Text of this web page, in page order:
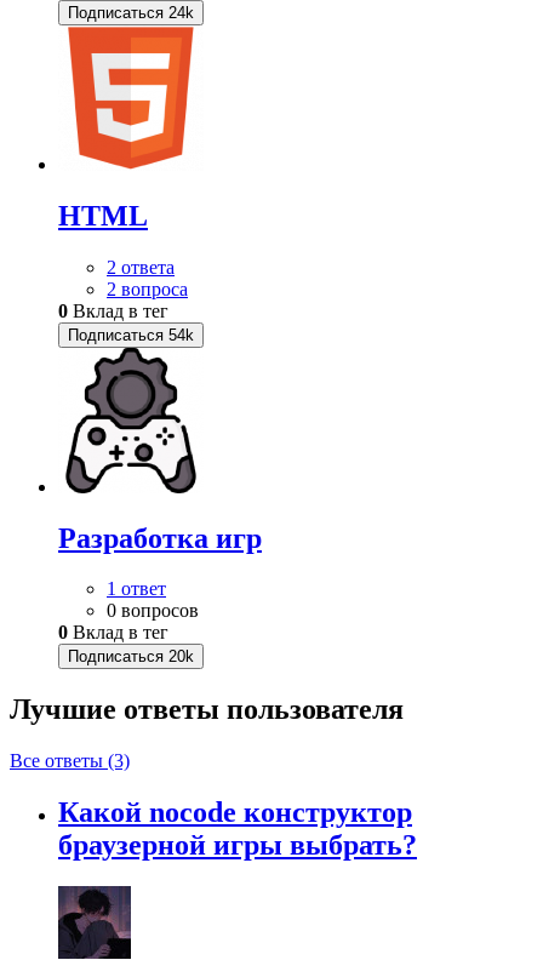
Подписаться 24k
HTML
2 ответа
2 вопроса
0 Вклад в тег
Подписаться 54k
Разработка игр
1 ответ
0 вопросов
0 Вклад в тег
Подписаться 20k
Лучшие ответы пользователя
Все ответы (3)
Какой nocode конструктор
браузерной игры выбрать?